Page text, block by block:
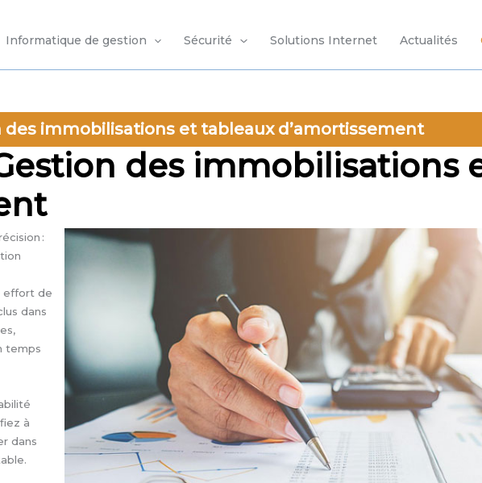
Informatique de gestion Sécurité Solutions Internet Actualités
des immobilisations et tableaux d’amortissement
des immobilisations
:
effort de
dans
temps
à
dans